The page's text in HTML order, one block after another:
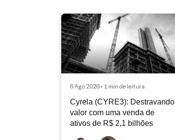
6 Ago 2026 • 1 min de leitura
Cyrela (CYRE3): Destravando
valor com uma venda de
ativos de R$ 2,1 bilhões